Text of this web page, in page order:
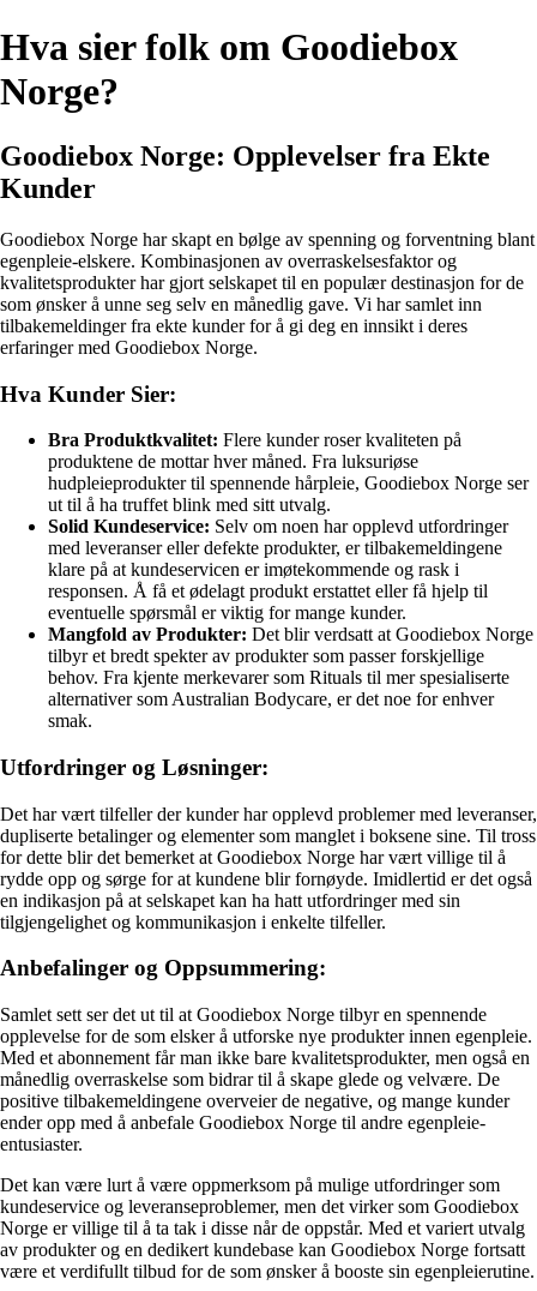
Hva sier folk om Goodiebox
Norge?
Goodiebox Norge: Opplevelser fra Ekte
Kunder
Goodiebox Norge har skapt en bølge av spenning og forventning blant
egenpleie-elskere. Kombinasjonen av overraskelsesfaktor og
kvalitetsprodukter har gjort selskapet til en populær destinasjon for de
som ønsker å unne seg selv en månedlig gave. Vi har samlet inn
tilbakemeldinger fra ekte kunder for å gi deg en innsikt i deres
erfaringer med Goodiebox Norge.
Hva Kunder Sier:
Bra Produktkvalitet: Flere kunder roser kvaliteten på
produktene de mottar hver måned. Fra luksuriøse
hudpleieprodukter til spennende hårpleie, Goodiebox Norge ser
ut til å ha truffet blink med sitt utvalg.
Solid Kundeservice: Selv om noen har opplevd utfordringer
med leveranser eller defekte produkter, er tilbakemeldingene
klare på at kundeservicen er imøtekommende og rask i
responsen. Å få et ødelagt produkt erstattet eller få hjelp til
eventuelle spørsmål er viktig for mange kunder.
Mangfold av Produkter: Det blir verdsatt at Goodiebox Norge
tilbyr et bredt spekter av produkter som passer forskjellige
behov. Fra kjente merkevarer som Rituals til mer spesialiserte
alternativer som Australian Bodycare, er det noe for enhver
smak.
Utfordringer og Løsninger:
Det har vært tilfeller der kunder har opplevd problemer med leveranser,
dupliserte betalinger og elementer som manglet i boksene sine. Til tross
for dette blir det bemerket at Goodiebox Norge har vært villige til å
rydde opp og sørge for at kundene blir fornøyde. Imidlertid er det også
en indikasjon på at selskapet kan ha hatt utfordringer med sin
tilgjengelighet og kommunikasjon i enkelte tilfeller.
Anbefalinger og Oppsummering:
Samlet sett ser det ut til at Goodiebox Norge tilbyr en spennende
opplevelse for de som elsker å utforske nye produkter innen egenpleie.
Med et abonnement får man ikke bare kvalitetsprodukter, men også en
månedlig overraskelse som bidrar til å skape glede og velvære. De
positive tilbakemeldingene overveier de negative, og mange kunder
ender opp med å anbefale Goodiebox Norge til andre egenpleie-
entusiaster.
Det kan være lurt å være oppmerksom på mulige utfordringer som
kundeservice og leveranseproblemer, men det virker som Goodiebox
Norge er villige til å ta tak i disse når de oppstår. Med et variert utvalg
av produkter og en dedikert kundebase kan Goodiebox Norge fortsatt
være et verdifullt tilbud for de som ønsker å booste sin egenpleierutine.